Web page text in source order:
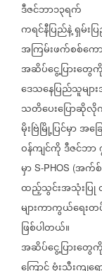
ဒီဇင်ဘာ၁၃ရက်
ကရင်နီပြည်နဲ့ရှမ်း
အကြမ်းဖက်စစ်ကေ
အဆိပ်ငွေ့ပြားတွေ
ဒေသနေပြည်သူမျာ
သတိပေးပြောဆို
မိုးဗြဲမြို့ပြင်မှာအခ
ဝန်ကျင်ကိုဒီဇင်ဘာ
မှာ S-PHOS (အက်စ်
ထည့်သွင်းအသုံးပြု
များကာကွယ်ရေးတ
ဖြစ်ပါတယ်။
အဆိပ်ငွေ့ပြားတွေ